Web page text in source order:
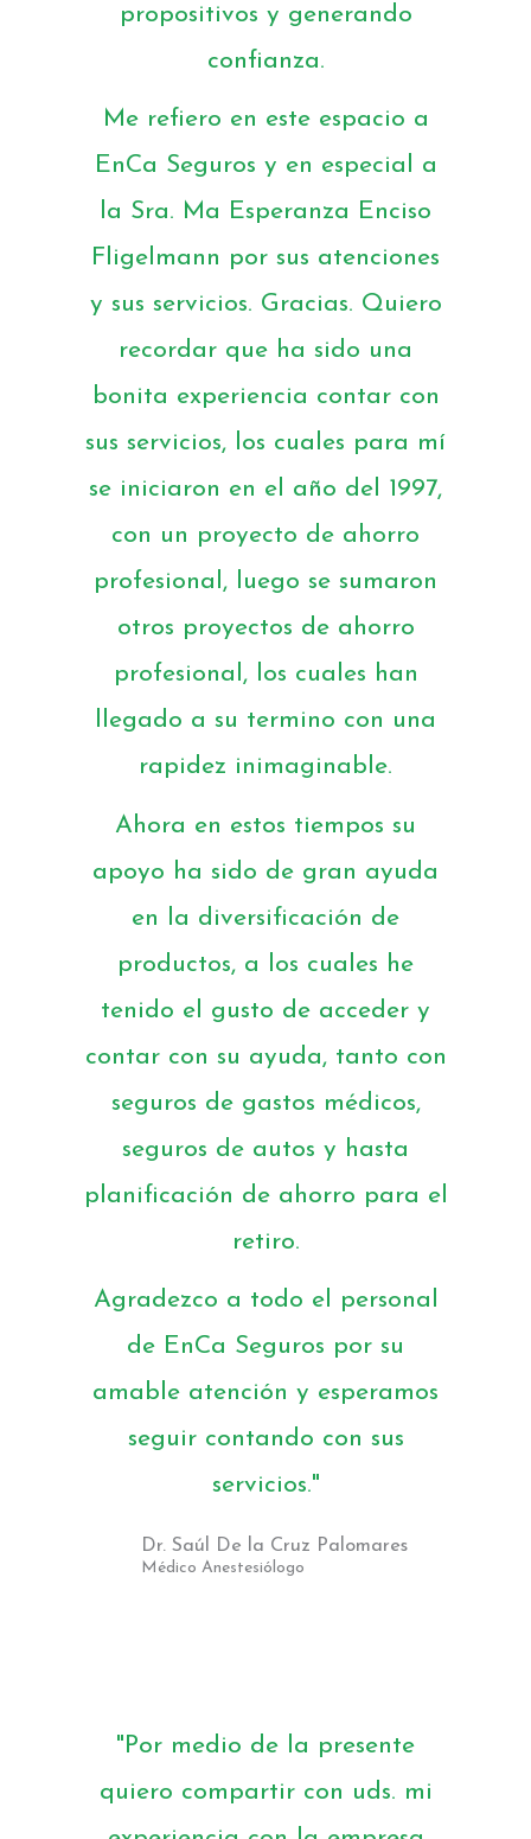
propositivos y generando
confianza.
Me refiero en este espacio a
EnCa Seguros y en especial a
la Sra. Ma Esperanza Enciso
Fligelmann por sus atenciones
y sus servicios. Gracias. Quiero
recordar que ha sido una
bonita experiencia contar con
sus servicios, los cuales para mí
se iniciaron en el año del 1997,
con un proyecto de ahorro
profesional, luego se sumaron
otros proyectos de ahorro
profesional, los cuales han
llegado a su termino con una
rapidez inimaginable.
Ahora en estos tiempos su
apoyo ha sido de gran ayuda
en la diversificación de
productos, a los cuales he
tenido el gusto de acceder y
contar con su ayuda, tanto con
seguros de gastos médicos,
seguros de autos y hasta
planificación de ahorro para el
retiro.
Agradezco a todo el personal
de EnCa Seguros por su
amable atención y esperamos
seguir contando con sus
servicios."
Dr. Saúl De la Cruz Palomares
Médico Anestesiólogo
"Por medio de la presente
quiero compartir con uds. mi